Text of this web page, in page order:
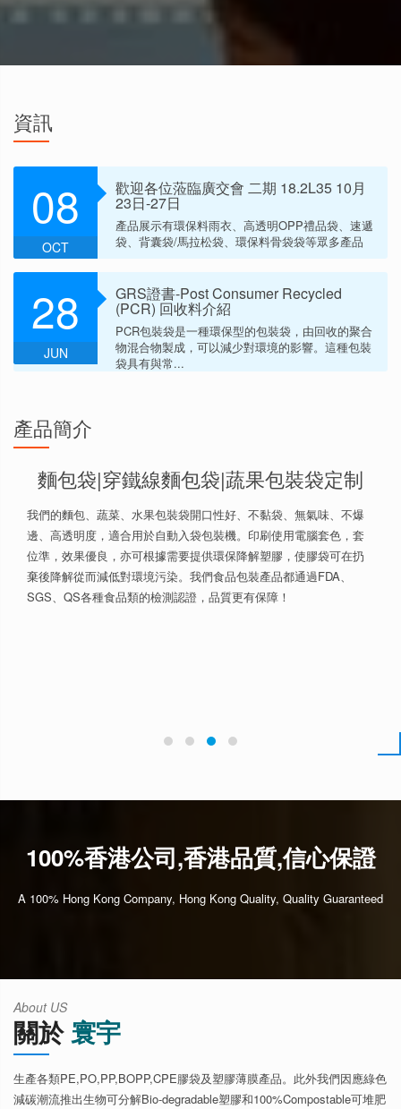
資訊
08
OCT
歡迎各位蒞臨廣交會 二期 18.2L35 10月
23日-27日
產品展示有環保料雨衣、高透明OPP禮品袋、速遞
袋、背囊袋/馬拉松袋、環保料骨袋袋等眾多產品
28
JUN
GRS證書-Post Consumer Recycled
(PCR) 回收料介紹
PCR包裝袋是一種環保型的包裝袋，由回收的聚合
物混合物製成，可以減少對環境的影響。這種包裝
袋具有與常...
產品簡介
麵包袋|穿鐵線麵包袋|蔬果包裝袋定制
我們的麵包、蔬菜、水果包裝袋開口性好、不黏袋、無氣味、不爆
邊、高透明度，適合用於自動入袋包裝機。印刷使用電腦套色，套
位準，效果優良，亦可根據需要提供環保降解塑膠，使膠袋可在扔
棄後降解從而減低對環境污染。我們食品包裝產品都通過FDA、
SGS、QS各種食品類的檢測認證，品質更有保障！
100%香港公司,香港品質,信心保證
A 100% Hong Kong Company, Hong Kong Quality, Quality Guaranteed
About US
關於寰宇
生產各類PE,PO,PP,BOPP,CPE膠袋及塑膠薄膜產品。此外我們因應綠色
減碳潮流推出生物可分解Bio-degradable塑膠和100%Compostable可堆肥